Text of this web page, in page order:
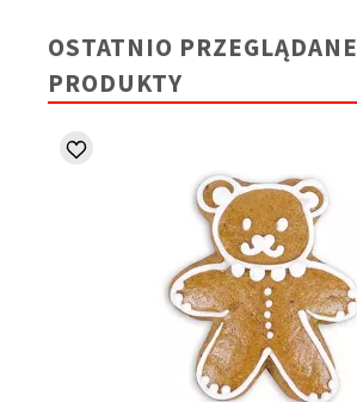
OSTATNIO PRZEGLĄDANE
PRODUKTY